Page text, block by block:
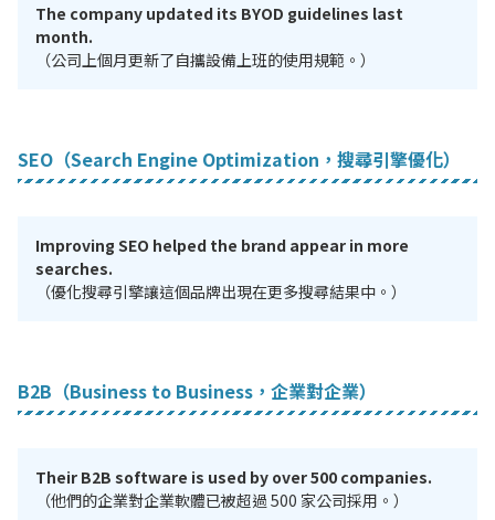
The company updated its BYOD guidelines last
month.
（公司上個月更新了自攜設備上班的使用規範。）
SEO（Search Engine Optimization，搜尋引擎優化）
Improving SEO helped the brand appear in more
searches.
（優化搜尋引擎讓這個品牌出現在更多搜尋結果中。）
B2B（Business to Business，企業對企業）
Their B2B software is used by over 500 companies.
（他們的企業對企業軟體已被超過 500 家公司採用。）